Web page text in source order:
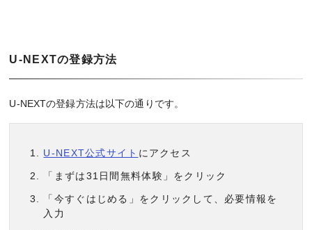
U-NEXTの登録方法
U-NEXTの登録方法は以下の通りです。
U-NEXT公式サイト にアクセス
「まずは31日間無料体験」をクリック
「今すぐはじめる」をクリックして、必要情報を
入力